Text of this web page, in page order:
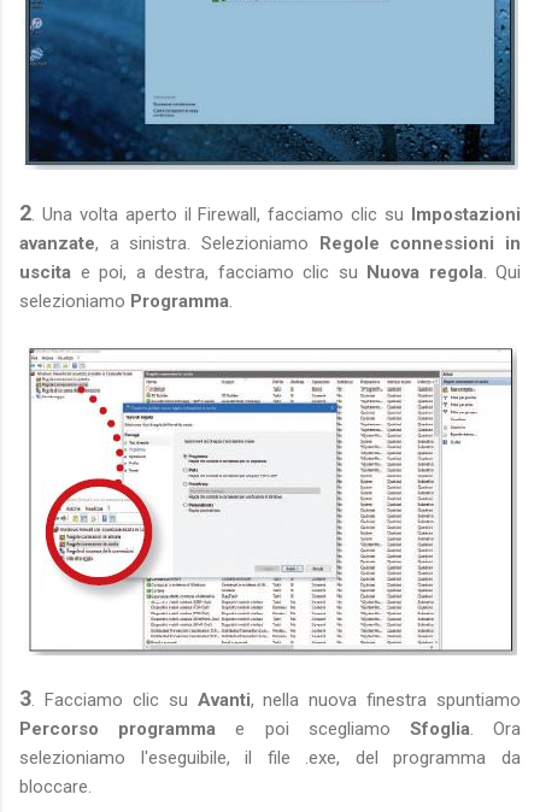
2. Una volta aperto il Firewall, facciamo clic su Impostazioni
avanzate, a sinistra. Selezioniamo Regole connessioni in
uscita e poi, a destra, facciamo clic su Nuova regola. Qui
selezioniamo Programma.
3. Facciamo clic su Avanti, nella nuova finestra spuntiamo
Percorso programma e poi scegliamo Sfoglia. Ora
selezioniamo l'eseguibile, il file .exe, del programma da
bloccare.